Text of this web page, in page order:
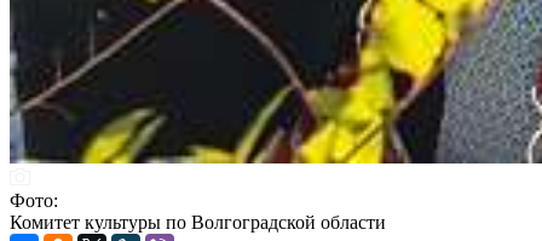
Фото:
Комитет культуры по Волгоградской области